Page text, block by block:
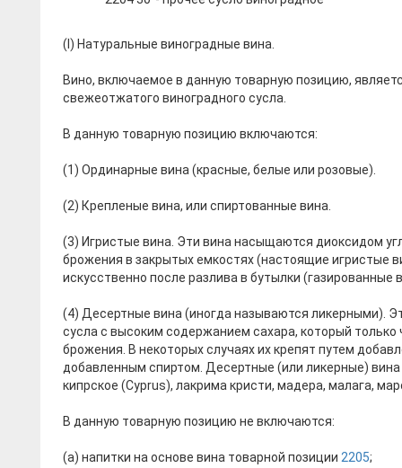
(I) Натуральные виноградные вина.
Вино, включаемое в данную товарную позицию,
свежеотжатого виноградного сусла.
В данную товарную позицию включаются:
(1) Ординарные вина (красные, белые или розовые).
(2) Крепленые вина, или спиртованные вина.
(3) Игристые вина. Эти вина насыщаются диоксидом
брожения в закрытых емкостях (настоящие игристые
искусственно после разлива в бутылки (газированные
(4) Десертные вина (иногда называются ликерными).
сусла с высоким содержанием сахара, который
брожения. В некоторых случаях их крепят путем
добавленным спиртом. Десертные (или ликерные)
кипрское (Cyprus), лакрима кристи, мадера, малага,
В данную товарную позицию не включаются:
(а) напитки на основе вина товарной позиции 2205;